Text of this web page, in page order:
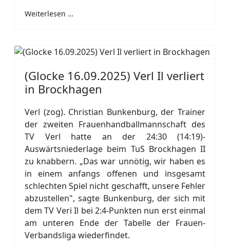
Weiterlesen …
(Glocke 16.09.2025) Verl Il verliert
in Brockhagen
Verl (zog). Christian Bunkenburg, der Trainer
der zweiten Frauenhandballmannschaft des
TV Verl hatte an der 24:30 (14:19)-
Auswärtsniederlage beim TuS Brockhagen II
zu knabbern. „Das war unnötig, wir haben es
in einem anfangs offenen und insgesamt
schlechten Spiel nicht geschafft, unsere Fehler
abzustellen", sagte Bunkenburg, der sich mit
dem TV Veri Il bei 2:4-Punkten nun erst einmal
am unteren Ende der Tabelle der Frauen-
Verbandsliga wiederfindet.